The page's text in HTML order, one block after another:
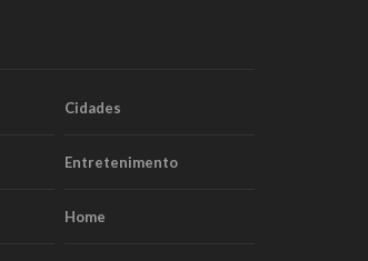
Cidades
Entretenimento
Home